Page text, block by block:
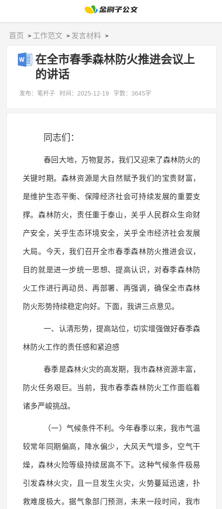
首页 > 工作范文 > 发言材料 >
在全市春季森林防火推进会议上
的讲话
发布：笔杆子 时间：2025-12-19 字数：3645字
同志们：
春回大地，万物复苏，我们又迎来了森林防火的
关键时期。森林资源是大自然赋予我们的宝贵财富，
是维护生态平衡、保障经济社会可持续发展的重要支
撑。森林防火，责任重于泰山，关乎人民群众生命财
产安全，关乎生态环境安全，关乎全市经济社会发展
大局。今天，我们召开全市春季森林防火推进会议，
目的就是进一步统一思想、提高认识，对春季森林防
火工作进行再动员、再部署、再强调，确保全市森林
防火形势持续稳定向好。下面，我讲三点意见。
一、认清形势，提高站位，切实增强做好春季森
林防火工作的责任感和紧迫感
春季是森林火灾的高发期，我市森林资源丰富，
防火任务艰巨。当前，我市春季森林防火工作面临着
诸多严峻挑战。
（一）气候条件不利。今年春季以来，我市气温
较常年同期偏高，降水偏少，大风天气增多，空气干
燥，森林火险等级持续居高不下。这种气候条件极易
引发森林火灾，且一旦发生火灾，火势蔓延迅速，扑
救难度极大。据气象部门预测，未来一段时间，我市